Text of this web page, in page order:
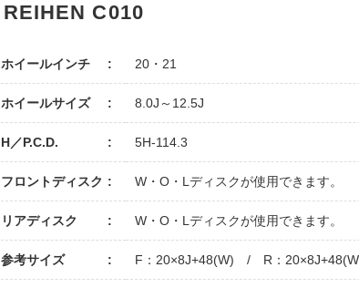
REIHEN C010
ホイールインチ 20・21
ホイールサイズ 8.0J～12.5J
H／P.C.D. 5H-114.3
フロントディスク W・O・Lディスクが使用できます。
リアディスク W・O・Lディスクが使用できます。
参考サイズ F：20×8J+48(W) / R：